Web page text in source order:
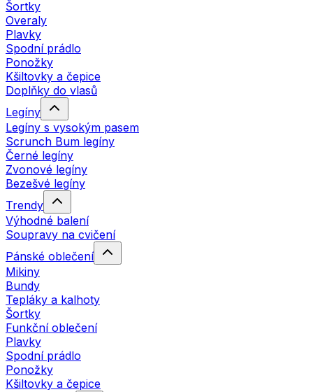
Šortky
Overaly
Plavky
Spodní prádlo
Ponožky
Kšiltovky a čepice
Doplňky do vlasů
Legíny
Legíny s vysokým pasem
Scrunch Bum legíny
Černé legíny
Zvonové legíny
Bezešvé legíny
Trendy
Výhodné balení
Soupravy na cvičení
Pánské oblečení
Mikiny
Bundy
Tepláky a kalhoty
Šortky
Funkční oblečení
Plavky
Spodní prádlo
Ponožky
Kšiltovky a čepice